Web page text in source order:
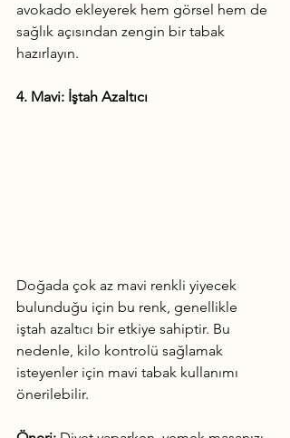
avokado ekleyerek hem görsel hem de
sağlık açısından zengin bir tabak
hazırlayın.
4. Mavi: İştah Azaltıcı
Doğada çok az mavi renkli yiyecek
bulunduğu için bu renk, genellikle
iştah azaltıcı bir etkiye sahiptir. Bu
nedenle, kilo kontrolü sağlamak
isteyenler için mavi tabak kullanımı
önerilebilir.